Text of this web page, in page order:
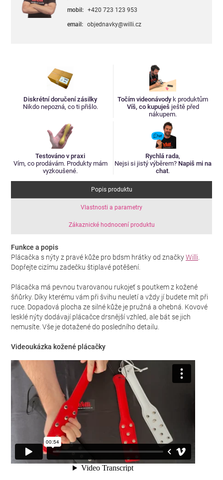
mobil: +420 723 123 953
email: objednavky@willi.cz
Diskrétní doručení zásilky
Nikdo nepozná, co ti přišlo.
Točím videonávody k produktům
Víš, co kupuješ ještě před
nákupem.
Testováno v praxi
Vím, co prodávám. Produkty mám
vyzkoušené.
Rychlá rada,
Nejsi si jistý výběrem? Napiš mi na
chat.
Popis produktu
Vlastnosti a parametry
Zákaznické hodnocení produktu
Funkce a popis
Plácačka s nýty z pravé kůže pro bdsm hrátky od značkyWilli.
Dopřejte cizímu zadečku štiplavé potěšení.
Plácačka má pevnou tvarovanou rukojeť s poutkem z kožené
šňůrky. Díky kterému vám při švihu neuletí a vždy jí budete mít při
ruce. Dopadová plocha ze silné kůže je pružná a ohebná. Kovové
lesklé nýty dodávají plácačce drsnější vzhled, ale bát se jich
nemusíte. Vše je dotažené do posledního detailu.
Videoukázka kožené plácačky